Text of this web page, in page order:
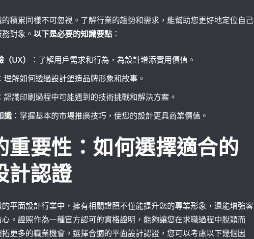
積累同樣不可忽視。了解行業的趨勢和需求，能幫助您更好地定位自己
對象。 以下是必要的知識要點 ：
UX）
：了解用戶需求和行為，為設計增添實用價值。
：理解如何透過設計塑造品牌形象和故事。
：認識印刷過程中可能遇到的技術挑戰和解決方案。
識 ：掌握基本的市場推廣技巧，使您的設計更具商業價值。
重要性：如何選擇適合的
計認證
平面設計行業中，擁有相關證照不僅能提升您的專業形象，還能增強客
。證照作為一種官方認可的資格證明，能夠讓您在求職過程中脫穎而
更多的職業機會。選擇合適的平面設計認證，您可以考慮以下幾個因